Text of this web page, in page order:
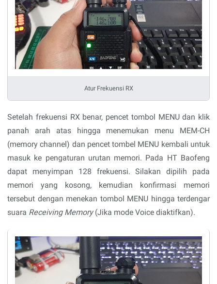
Atur Frekuensi RX
Setelah frekuensi RX benar, pencet tombol MENU dan klik
panah arah atas hingga menemukan menu MEM-CH
(memory channel) dan pencet tombel MENU kembali untuk
masuk ke pengaturan urutan memori. Pada HT Baofeng
dapat menyimpan 128 frekuensi. Silakan dipilih pada
memori yang kosong, kemudian konfirmasi memori
tersebut dengan menekan tombol MENU hingga terdengar
suara Receiving Memory(Jika mode Voice diaktifkan).